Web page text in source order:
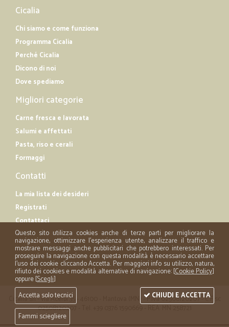
Cicalia
Chi siamo e come funziona
Programma Cicalia
Perché Cicalia
Dicono di noi
Dove spediamo
Migliori categorie
Carne fresca e lavorata
Salumi e affettati
Pasta, riso e cerali
Formaggi
Contatti
La mia lista dei desideri
Registrati
Contattaci
Cicalia srl - via Acerbi 35 - 46100 - Mantova (MN) - P.iva 02508120207 - C.Fisc
02508120207 - Tel. +39 0376 1590669 - REA: MN 258721
Questo sito utilizza cookies anche di terze parti per migliorare la
navigazione, ottimizzare l'esperienza utente, analizzare il traffico e
mostrare messaggi anche pubblicitari che potrebbero interessati. Per
proseguire la navigazione con questa modalità è necessario accettare
l'uso dei cookie cliccando Accetta. Per maggiori info su utilizzo, natura,
rifiuto dei cookies e modalità alternative di navigazione: [Cookie Policy]
oppure [Scegli]
Accetta solo tecnici
Fammi sciegliere
CHIUDI E ACCETTA